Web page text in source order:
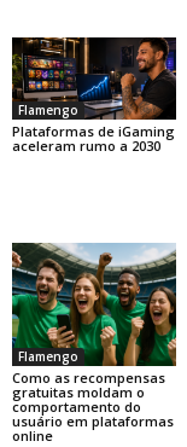
Flamengo
Plataformas de iGaming
aceleram rumo a 2030
Flamengo
Como as recompensas
gratuitas moldam o
comportamento do
usuário em plataformas
online